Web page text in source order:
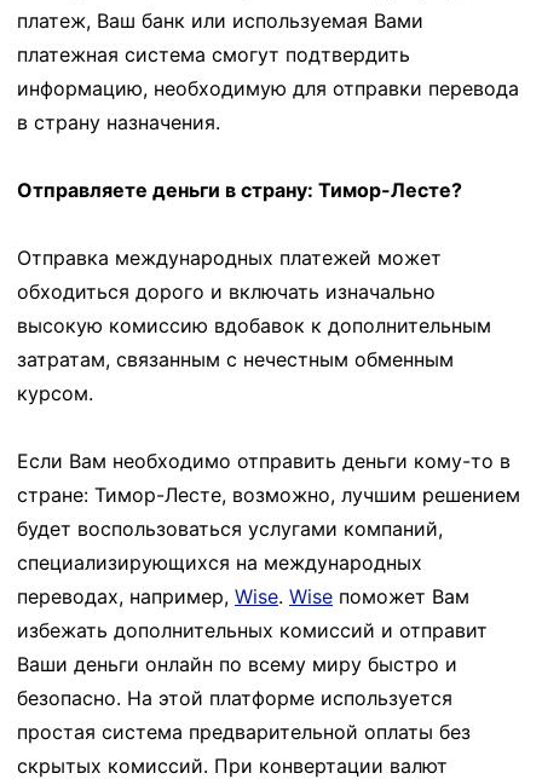
платеж, Ваш банк или используемая Вами
платежная система смогут подтвердить
информацию, необходимую для отправки перевода
в страну назначения.
Отправляете деньги в страну: Тимор-Лесте?
Отправка международных платежей может
обходиться дорого и включать изначально
высокую комиссию вдобавок к дополнительным
затратам, связанным с нечестным обменным
курсом.
Если Вам необходимо отправить деньги кому-то в
стране: Тимор-Лесте, возможно, лучшим решением
будет воспользоваться услугами компаний,
специализирующихся на международных
переводах, например, Wise. Wise поможет Вам
избежать дополнительных комиссий и отправит
Ваши деньги онлайн по всему миру быстро и
безопасно. На этой платформе используется
простая система предварительной оплаты без
скрытых комиссий. При конвертации валют